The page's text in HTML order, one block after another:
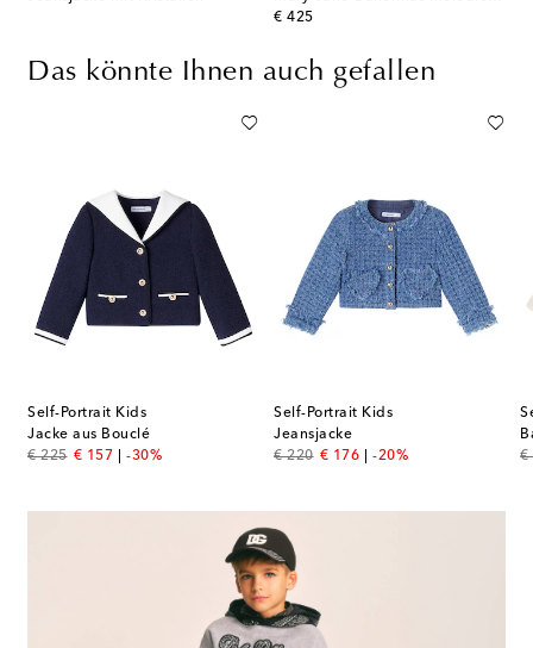
€ 425
original price
Das könnte Ihnen auch gefallen
Self-Portrait Kids
Jacke aus Bouclé
€ 225
original price
€ 157
discount price
-30%
Self-Portrait Kids
Jeansjacke
€ 220
original price
€ 176
discount price
-20%
€